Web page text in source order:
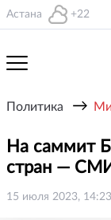
Астана +22
Политика →
На саммит
стран —
15 июля 2023, 14:23